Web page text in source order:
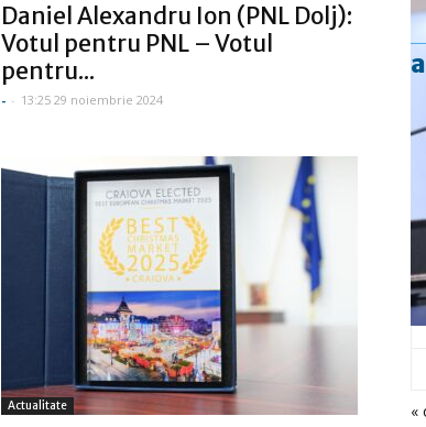
Daniel Alexandru Ion (PNL Dolj):
Votul pentru PNL – Votul
pentru...
- - 13:25 29 noiembrie 2024
Actualitate «